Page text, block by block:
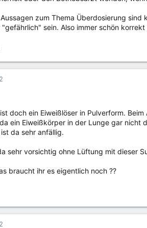
Aussagen zum Thema Überdosierung
sein. Also immer schön korrekt
doch ein Eiweißlöser in Pulverform.
ein Eiweißkörper in der Lunge gar nicht
da sehr anfällig.
sehr vorsichtig ohne Lüftung mit dieser
braucht ihr es eigentlich noch ??